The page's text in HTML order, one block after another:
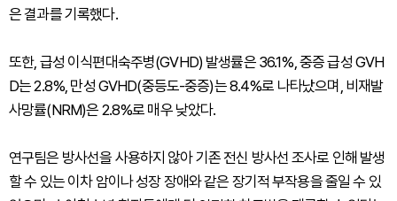
은 결과를 기록했다.
또한, 급성 이식편대숙주병(GVHD) 발생률은 36.1%, 중증 급성 GVH
D는 2.8%, 만성 GVHD(중등도-중증)는 8.4%로 나타났으며, 비재발
사망률(NRM)은 2.8%로 매우 낮았다.
연구팀은 방사선을 사용하지 않아 기존 전신 방사선 조사로 인해 발생
할 수 있는 이차 암이나 성장 장애와 같은 장기적 부작용을 줄일 수 있